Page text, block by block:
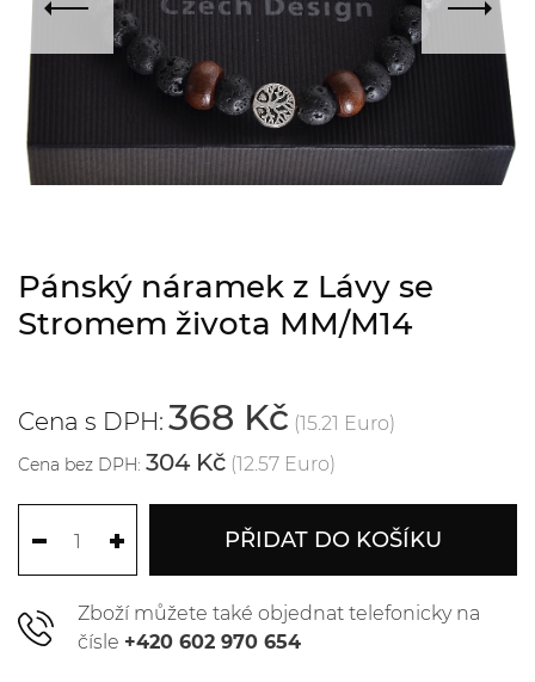
Pánský náramek z Lávy se
Stromem života MM/M14
Cena s DPH: 368 Kč (15.21 Euro)
Cena bez DPH: 304 Kč (12.57 Euro)
PŘIDAT DO KOŠÍKU
Zboží můžete také objednat telefonicky na
čísle +420 602 970 654